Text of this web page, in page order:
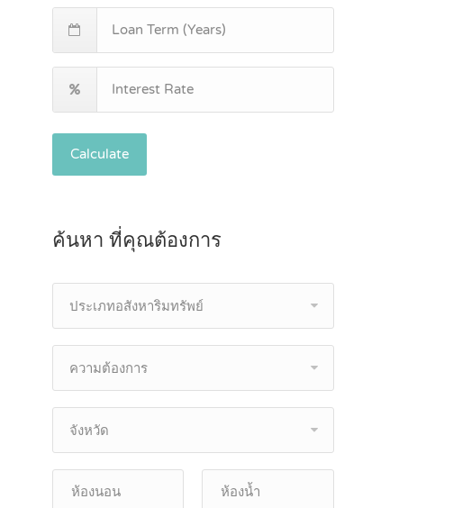
Calculate
ค้นหา ที่คุณต้องการ
ประเภทอสังหาริมทรัพย์
ความต้องการ
จังหวัด